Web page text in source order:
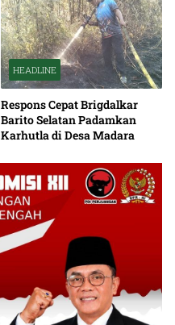
HEADLINE
Respons Cepat Brigdalkar
Barito Selatan Padamkan
Karhutla di Desa Madara